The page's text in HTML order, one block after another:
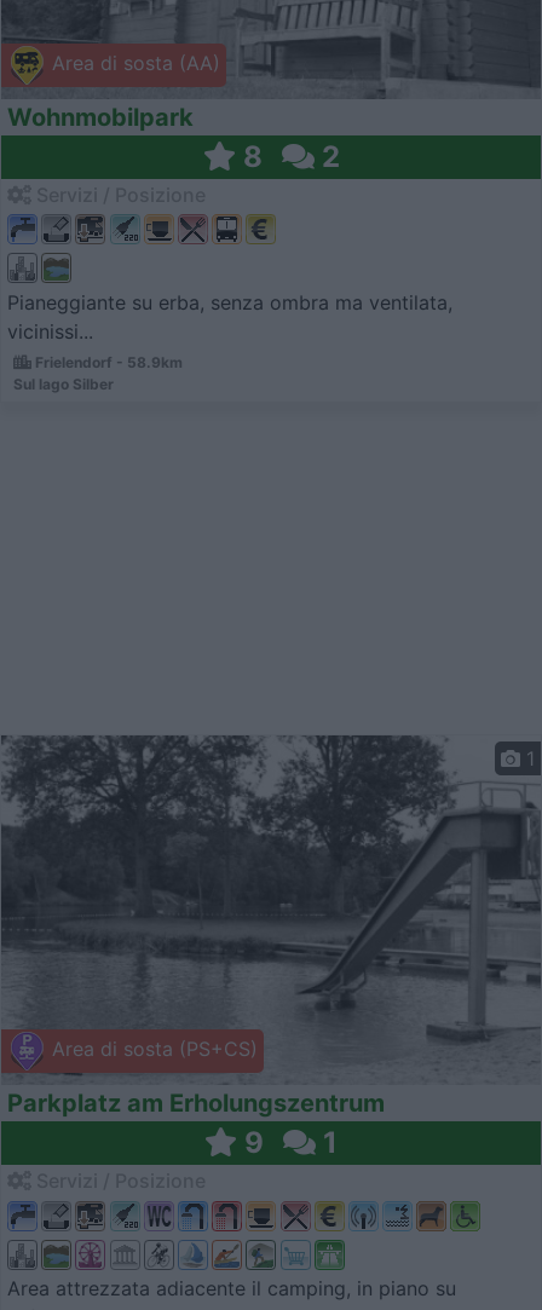
Area di sosta (AA)
Wohnmobilpark
8 2
Pianeggiante su erba, senza ombra ma ventilata,
vicinissi...
Frielendorf - 58.9km
Sul lago Silber
Area di sosta (PS+CS)
1
Parkplatz am Erholungszentrum
9 1
Area attrezzata adiacente il camping, in piano su